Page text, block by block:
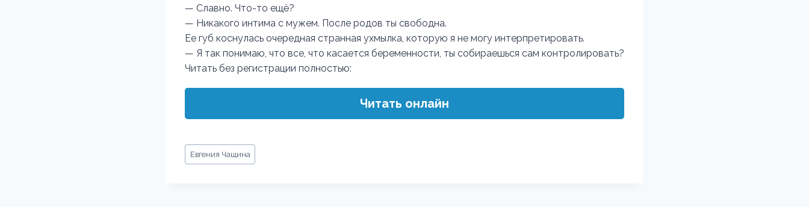
— Славно. Что-то ещё?
— Никакого интима с мужем. После родов ты свободна.
Ее губ коснулась очередная странная ухмылка, которую я не могу интерпретировать.
— Я так понимаю, что все, что касается беременности, ты собираешься сам контролировать?
Читать без регистрации полностью:
Читать онлайн
Метки
записи:
Евгения Чащина